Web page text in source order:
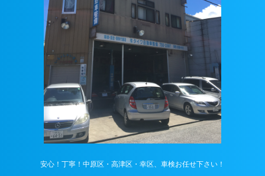
安心！丁寧！中原区・高津区・幸区、車検お任せ下さい！